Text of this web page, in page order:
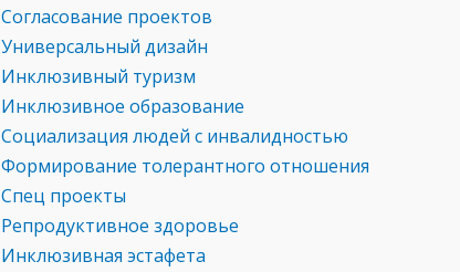
Согласование проектов
Универсальный дизайн
Инклюзивный туризм
Инклюзивное образование
Социализация людей с инвалидностью
Формирование толерантного отношения
Спец проекты
Репродуктивное здоровье
Инклюзивная эстафета